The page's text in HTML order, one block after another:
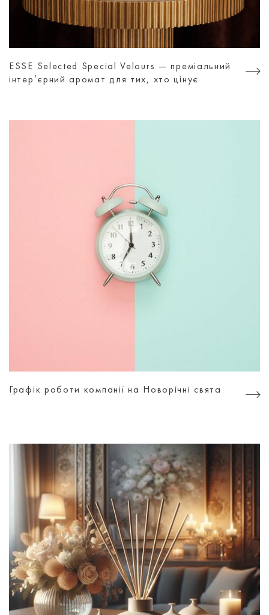
ESSE Selected Special Velours — преміальний
інтерʼєрний аромат для тих, хто цінує
Графік роботи компанії на Новорічні свята